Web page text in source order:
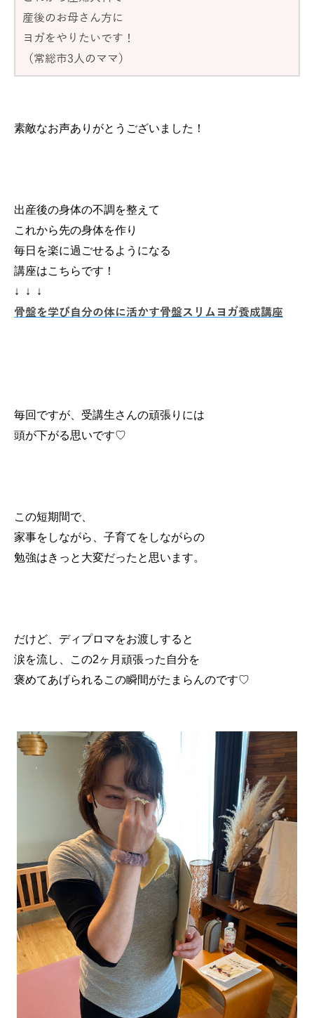
産後のお母さん方に
ヨガをやりたいです！
（常総市3人のママ）
素敵なお声ありがとうございました！
出産後の身体の不調を整えて
これから先の身体を作り
毎日を楽に過ごせるようになる
講座はこちらです！
↓ ↓ ↓
骨盤を学び自分の体に活かす骨盤スリムヨガ養成講座
毎回ですが、受講生さんの頑張りには
頭が下がる思いです♡
この短期間で、
家事をしながら、子育てをしながらの
勉強はきっと大変だったと思います。
だけど、ディプロマをお渡しすると
涙を流し、この2ヶ月頑張った自分を
褒めてあげられるこの瞬間がたまらんのです♡